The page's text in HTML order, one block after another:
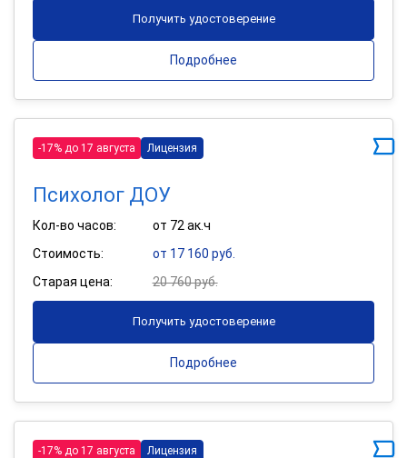
Получить удостоверение
Подробнее
-17% до 17 августа Лицензия
Психолог ДОУ
Кол-во часов:
от 72 ак.ч
Стоимость:
от 17 160 руб.
Старая цена:
20 760 руб.
Получить удостоверение
Подробнее
-17% до 17 августа Лицензия